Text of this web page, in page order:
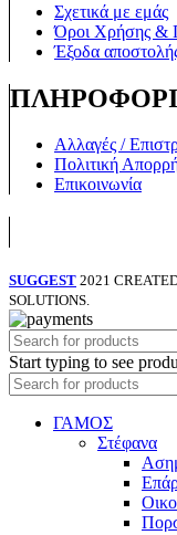
Σχετικά με εμάς
Όροι Χρήσης &
Έξοδα
Αλλαγές /
Πολιτική
Επικοινωνία
SUGGEST 2021
SOLUTIONS.
Start typing to see
ΓΑΜΟΣ
Στέφανα